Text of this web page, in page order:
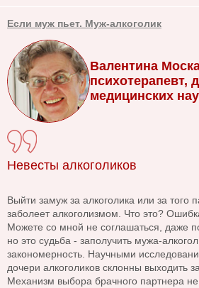
Если муж пьет. Муж-алкоголик
Валентина
психотерапевт,
медицинских
Невесты алкоголиков
Выйти замуж за алкоголика или за того
заболеет алкоголизмом. Что это?
Можете со мной не соглашаться, даже
но это судьба - заполучить мужа-
закономерность. Научными
дочери алкоголиков склонны выходить
Механизм выбора брачного партнера